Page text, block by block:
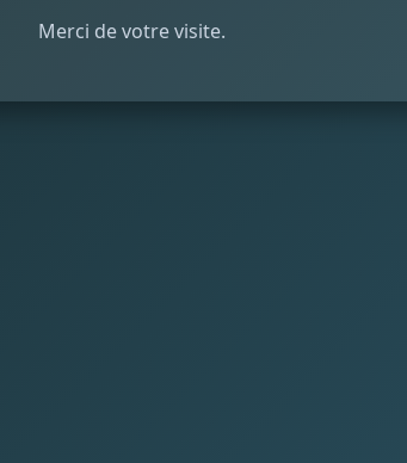
Merci de votre visite.